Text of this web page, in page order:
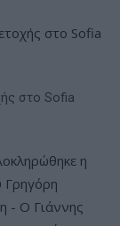
στο Sofia